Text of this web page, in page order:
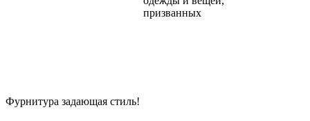
призванных
Фурнитура задающая стиль!